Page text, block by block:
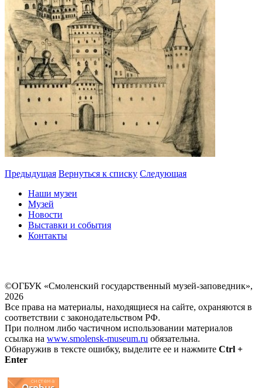
Предыдущая Вернуться к списку Следующая
Наши музеи
Музей
Новости
Выставки и события
Контакты
©ОГБУК «Смоленский государственный музей-заповедник»,
2026
Все права на материалы, находящиеся на сайте, охраняются в
соответствии с законодательством РФ.
При полном либо частичном использовании материалов
ссылка на www.smolensk-museum.ru обязательна.
Обнаружив в тексте ошибку, выделите ее и нажмите Ctrl +
Enter